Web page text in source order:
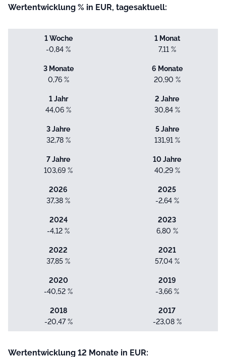
Wertentwicklung % in EUR, tagesaktuell:
1 Woche
-0,84 %
1 Monat
7,11 %
3 Monate
0,76 %
6 Monate
20,90 %
1 Jahr
44,06 %
2 Jahre
30,84 %
3 Jahre
32,78 %
5 Jahre
131,91 %
7 Jahre
103,69 %
10 Jahre
40,29 %
2026
37,38 %
2025
-2,64 %
2024
-4,12 %
2023
6,80 %
2022
37,85 %
2021
57,04 %
2020
-40,52 %
2019
-3,66 %
2018
-20,47 %
2017
-23,08 %
Wertentwicklung 12 Monate in EUR: